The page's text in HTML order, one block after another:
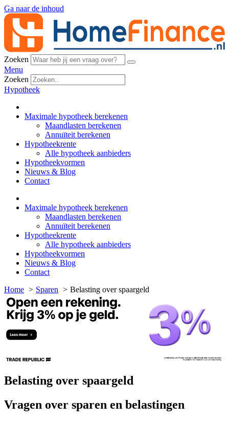
Ga naar de inhoud
Zoeken
Menu
Zoeken
Hypotheek
Maximale hypotheek berekenen
Maandlasten berekenen
Annuïteit berekenen
Hypotheekrente
Alle hypotheek aanbieders
Hypotheekvormen
Nieuws & Blog
Contact
Maximale hypotheek berekenen
Maandlasten berekenen
Annuïteit berekenen
Hypotheekrente
Alle hypotheek aanbieders
Hypotheekvormen
Nieuws & Blog
Contact
Home
Sparen Belasting over spaargeld
Belasting over spaargeld
Vragen over sparen en belastingen